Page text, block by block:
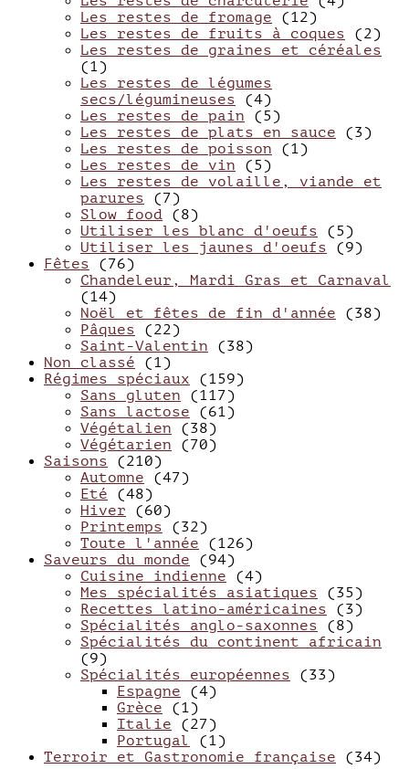
Les restes de fromage (12)
Les restes de fruits à coques (2)
Les restes de graines et céréales
(1)
Les restes de légumes
secs/légumineuses (4)
Les restes de pain (5)
Les restes de plats en sauce (3)
Les restes de poisson (1)
Les restes de vin (5)
Les restes de volaille, viande et
parures (7)
Slow food (8)
Utiliser les blanc d'oeufs (5)
Utiliser les jaunes d'oeufs (9)
Fêtes (76)
Chandeleur, Mardi Gras et Carnaval
(14)
Noël et fêtes de fin d'année (38)
Pâques (22)
Saint-Valentin (38)
Non classé (1)
Régimes spéciaux (159)
Sans gluten (117)
Sans lactose (61)
Végétalien (38)
Végétarien (70)
Saisons (210)
Automne (47)
Eté (48)
Hiver (60)
Printemps (32)
Toute l'année (126)
Saveurs du monde (94)
Cuisine indienne (4)
Mes spécialités asiatiques (35)
Recettes latino-américaines (3)
Spécialités anglo-saxonnes (8)
Spécialités du continent africain
(9)
Spécialités européennes (33)
Espagne (4)
Grèce (1)
Italie (27)
Portugal
(1)
Terroir et Gastronomie française (34)